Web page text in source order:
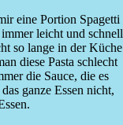
eine Portion Spagetti
leicht und schnell
so lange in der Küche
diese Pasta schlecht
die Sauce, die es
ganze Essen nicht,